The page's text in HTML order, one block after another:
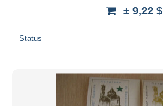
Gesamte Auswahl aufheben
Wohnsitz des Verkäufers
± 9,22 $
Status